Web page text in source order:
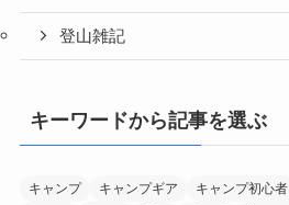
登山雑記
キーワードから記事を選ぶ
キャンプ キャンプギア キャンプ初心者